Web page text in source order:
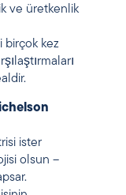
ve üretkenlik
birçok kez
ister
olsun –